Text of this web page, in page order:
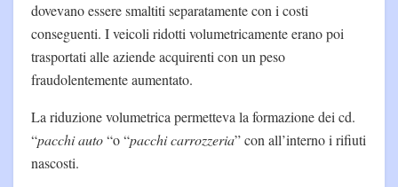
dovevano essere smaltiti separatamente con i costi
conseguenti. I veicoli ridotti volumetricamente erano poi
trasportati alle aziende acquirenti con un peso
fraudolentemente aumentato.
La riduzione volumetrica permetteva la formazione dei cd.
“pacchi auto“o “pacchi carrozzeria” con all’interno i rifiuti
nascosti.